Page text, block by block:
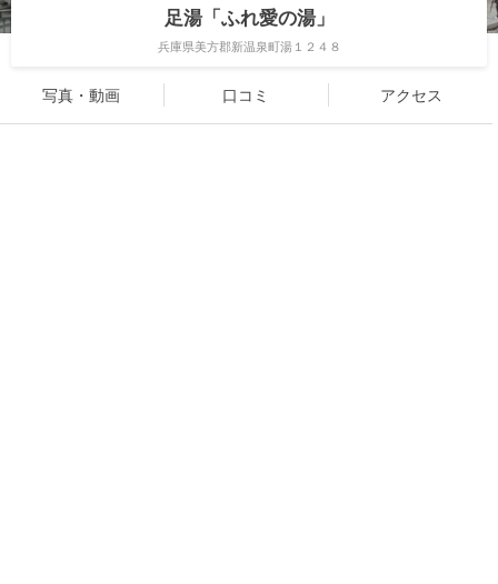
足湯「ふれ愛の湯」
兵庫県美方郡新温泉町湯１２４８
写真・動画 口コミ アクセス